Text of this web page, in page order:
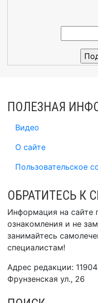
ПОЛЕЗНАЯ
Видео
О сайте
Пользовательское
ОБРАТИТЕСЬ К
Информация на сайте
ознакомления и не
занимайтесь
специалистам!
Адрес редакции:
Фрунзенская ул., 26